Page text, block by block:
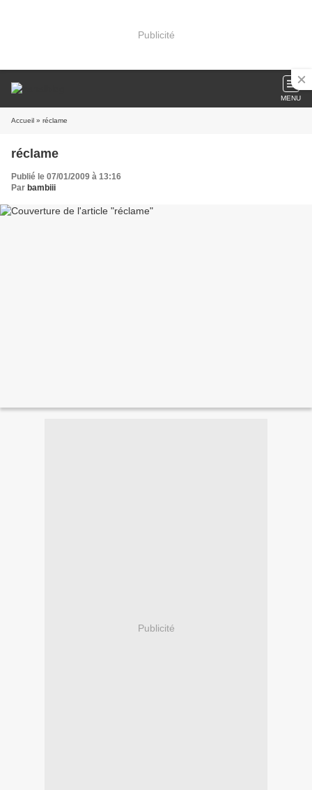
Publicité
MENU
Accueil » réclame
réclame
Publié le 07/01/2009 à 13:16
Par bambiii
Publicité